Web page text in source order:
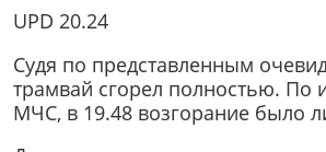
UPD 20.24
Судя по представленным
трамвай сгорел полностью. По
МЧС, в 19.48 возгорание было